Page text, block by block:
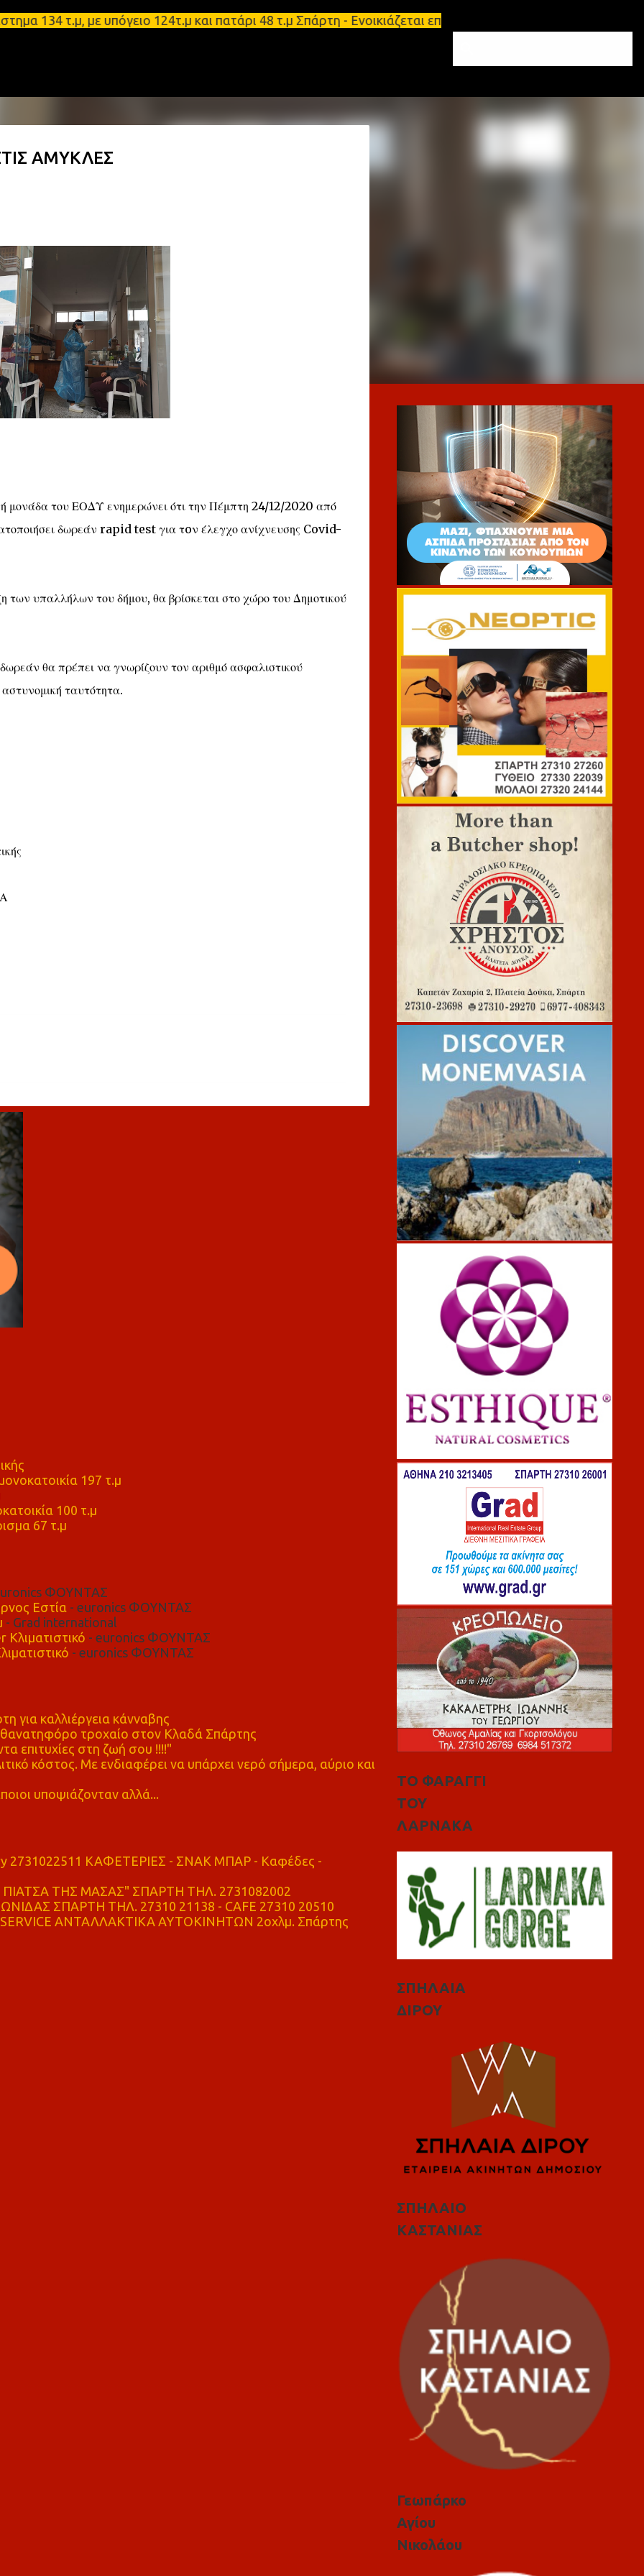
Μετάβαση στο κύριο περιεχόμενο
τ.μ, με υπόγειο 124τ.μ και πατάρι 48 τ.μ Σπάρτη - Ενοικιάζεται επιπλωμένο διαμέρισμα
ΑΜΥΚΛΕΣ
μονάδα του ΕΟΔΥ ενημερώνει ότι την Πέμπτη 24/12/2020 από
δωρεάν rapid test για τoν έλεγχο ανίχνευσης Covid-
υπαλλήλων του δήμου, θα βρίσκεται στο χώρο του Δημοτικού
θα πρέπει να γνωρίζουν τον αριθμό ασφαλιστικού
ταυτότητα.
197 τ.μ
100 τ.μ
67 τ.μ
ΦΟΥΝΤΑΣ
Εστία - euronics ΦΟΥΝΤΑΣ
- Grad international
- euronics ΦΟΥΝΤΑΣ
- euronics ΦΟΥΝΤΑΣ
καλλιέργεια κάνναβης
τροχαίο στον Κλαδά Σπάρτης
επιτυχίες στη ζωή σου !!!!"
κόστος. Με ενδιαφέρει να υπάρχει νερό σήμερα, αύριο και
υποψιάζονταν αλλά...
2731022511 ΚΑΦΕΤΕΡΙΕΣ - ΣΝΑΚ ΜΠΑΡ - Καφέδες -
ΤΗΣ ΜΑΣΑΣ" ΣΠΑΡΤΗ ΤΗΛ. 2731082002
ΣΠΑΡΤΗ ΤΗΛ. 27310 21138 - CAFE 27310 20510
ΑΝΤΑΛΛΑΚΤΙΚΑ ΑΥΤΟΚΙΝΗΤΩΝ 2οχλμ. Σπάρτης
ΤΟ ΦΑΡΑΓΓΙ
ΤΟΥ
ΛΑΡΝΑΚΑ
ΣΠΗΛΑΙΑ
ΔΙΡΟΥ
ΣΠΗΛΑΙΟ
ΚΑΣΤΑΝΙΑΣ
Γεωπάρκο
Αγίου
Νικολάου